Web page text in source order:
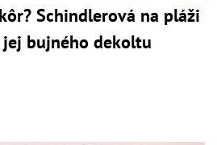
Schindlerová na pláži
jej bujného dekoltu